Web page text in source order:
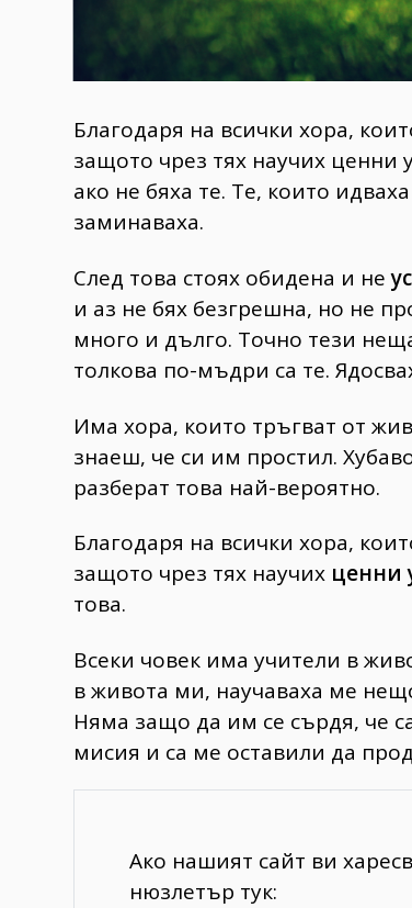
Благодаря на всички хора,
защото чрез тях научих
ако не бяха те. Те, които
заминаваха.
След това стоях обидена и не
и аз не бях безгрешна, но не
много и дълго. Точно тези
толкова по-мъдри са те.
Има хора, които тръгват от
знаеш, че си им простил.
разберат това най-вероятно.
Благодаря на всички хора,
защото чрез тях научих ценни
това.
Всеки човек има учители в
в живота ми, научаваха ме
Няма защо да им се сърдя, че
мисия и са ме оставили да
Ако нашият сайт ви
нюзлетър тук: